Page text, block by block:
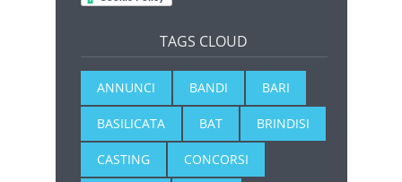
TAGS CLOUD
ANNUNCI BANDI BARI
BASILICATA BAT BRINDISI
CASTING CONCORSI